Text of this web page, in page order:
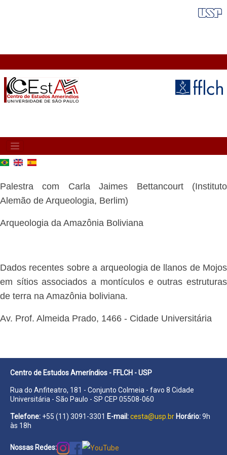
MAIN
NAVIGATION
Palestra com Carla Jaimes Bettancourt (Instituto
Alemão de Arqueologia, Berlim)
Arqueologia da Amazônia Boliviana
Dados recentes sobre a arqueologia de llanos de Mojos
em sítios associados a montículos e outras estruturas
de terra na Amazônia boliviana.
Av. Prof. Almeida Prado, 1466 - Cidade Universitária
Centro de Estudos Ameríndios - FFLCH - USP
Rua do Anfiteatro, 181 - Conjunto Colmeia - favo 8 Cidade
Universitária - São Paulo - SP CEP 05508-060
Telefone: +55 (11) 3091-3301 E-mail:cesta@usp.br Horário:9h
às 18h
Nossas Redes: